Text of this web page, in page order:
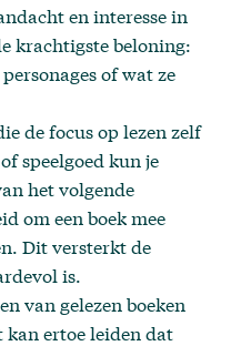
en interesse in
krachtigste beloning:
of wat ze
de focus op lezen zelf
speelgoed kun je
het volgende
om een boek mee
Dit versterkt de
is.
van gelezen boeken
kan ertoe leiden dat